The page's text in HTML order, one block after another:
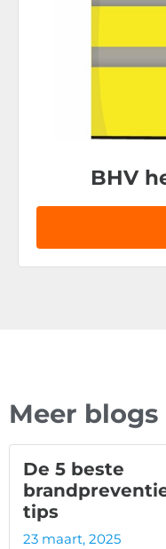
BHV
Meer blogs
De 5 beste
tips
23 maart, 2025